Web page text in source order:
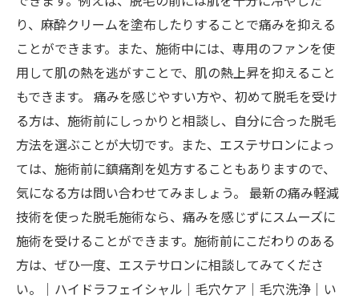
り、麻酔クリームを塗布したりすることで痛みを抑える
ことができます。また、施術中には、専用のファンを使
用して肌の熱を逃がすことで、肌の熱上昇を抑えること
もできます。 痛みを感じやすい方や、初めて脱毛を受け
る方は、施術前にしっかりと相談し、自分に合った脱毛
方法を選ぶことが大切です。また、エステサロンによっ
ては、施術前に鎮痛剤を処方することもありますので、
気になる方は問い合わせてみましょう。 最新の痛み軽減
技術を使った脱毛施術なら、痛みを感じずにスムーズに
施術を受けることができます。施術前にこだわりのある
方は、ぜひ一度、エステサロンに相談してみてくださ
い。｜ハイドラフェイシャル｜毛穴ケア｜毛穴洗浄｜い